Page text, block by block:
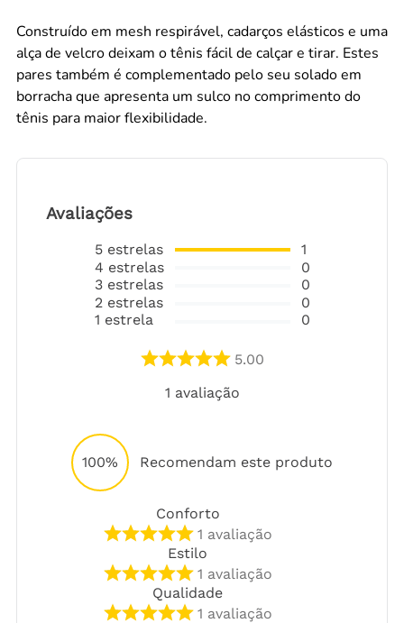
Construído em mesh respirável, cadarços elásticos e uma
alça de velcro deixam o tênis fácil de calçar e tirar. Estes
pares também é complementado pelo seu solado em
borracha que apresenta um sulco no comprimento do
tênis para maior flexibilidade.
Avaliações
5 estrelas
4 estrelas
3 estrelas
2 estrelas
1 estrela
1
0
0
0
0
5.00
1 avaliação
100% Recomendam este produto
Conforto
1 avaliação
Estilo
1 avaliação
Qualidade
1 avaliação